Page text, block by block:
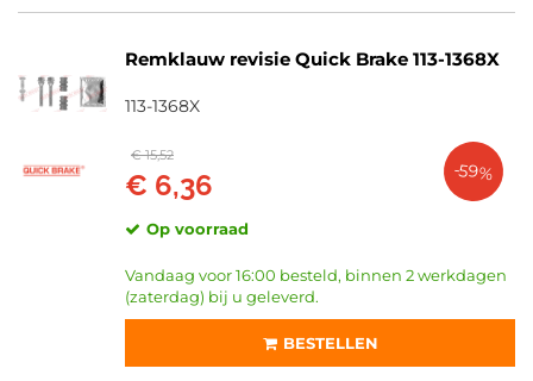
Remklauw revisie Quick Brake 113-1368X
113-1368X
€ 15,52
€ 6,36 -59%
Op voorraad
Vandaag voor 16:00 besteld, binnen 2 werkdagen
(zaterdag) bij u geleverd.
BESTELLEN